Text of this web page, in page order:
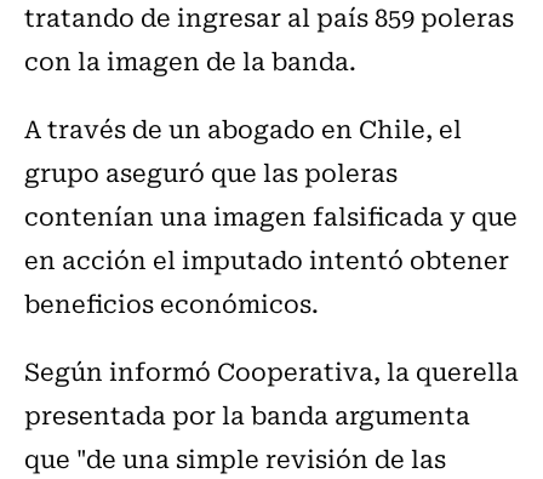
tratando de ingresar al país 859 poleras
con la imagen de la banda.
A través de un abogado en Chile, el
grupo aseguró que las poleras
contenían una imagen falsificada y que
en acción el imputado intentó obtener
beneficios económicos.
Según informó Cooperativa, la querella
presentada por la banda argumenta
que "de una simple revisión de las